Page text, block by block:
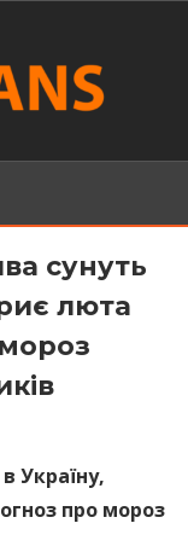
сунуть
люта
Україну,
про мороз